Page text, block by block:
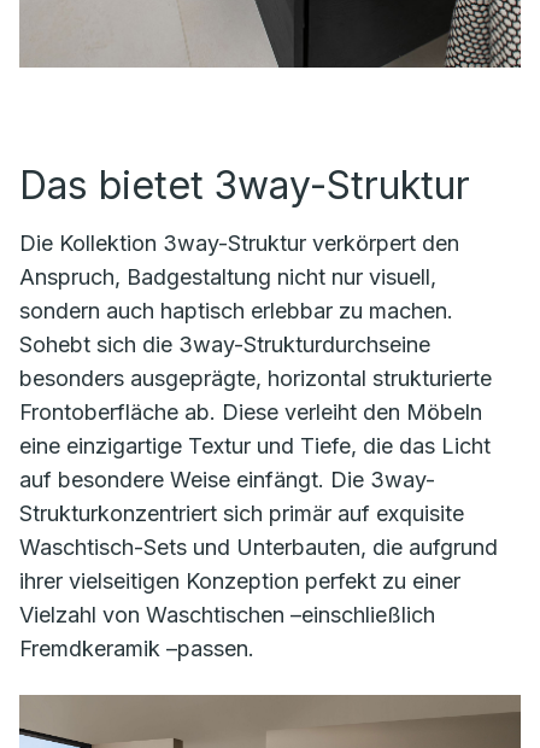
Das bietet 3way-Struktur
Die Kollektion 3way-Struktur verkörpert den
Anspruch, Badgestaltung nicht nur visuell,
sondern auch haptisch erlebbar zu machen.
Sohebt sich die 3way-Strukturdurchseine
besonders ausgeprägte, horizontal strukturierte
Frontoberfläche ab. Diese verleiht den Möbeln
eine einzigartige Textur und Tiefe, die das Licht
auf besondere Weise einfängt. Die 3way-
Strukturkonzentriert sich primär auf exquisite
Waschtisch-Sets und Unterbauten, die aufgrund
ihrer vielseitigen Konzeption perfekt zu einer
Vielzahl von Waschtischen –einschließlich
Fremdkeramik –passen.